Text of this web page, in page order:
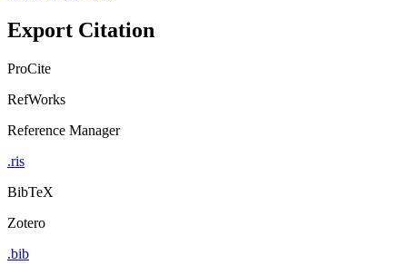
Export Citation
ProCite
RefWorks
Reference Manager
.ris
BibTeX
Zotero
.bib